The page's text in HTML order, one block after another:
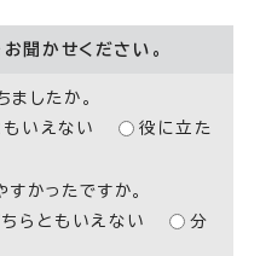
聞かせください。
したか。
もいえない
役に立た
かったですか。
ちらともいえない
分